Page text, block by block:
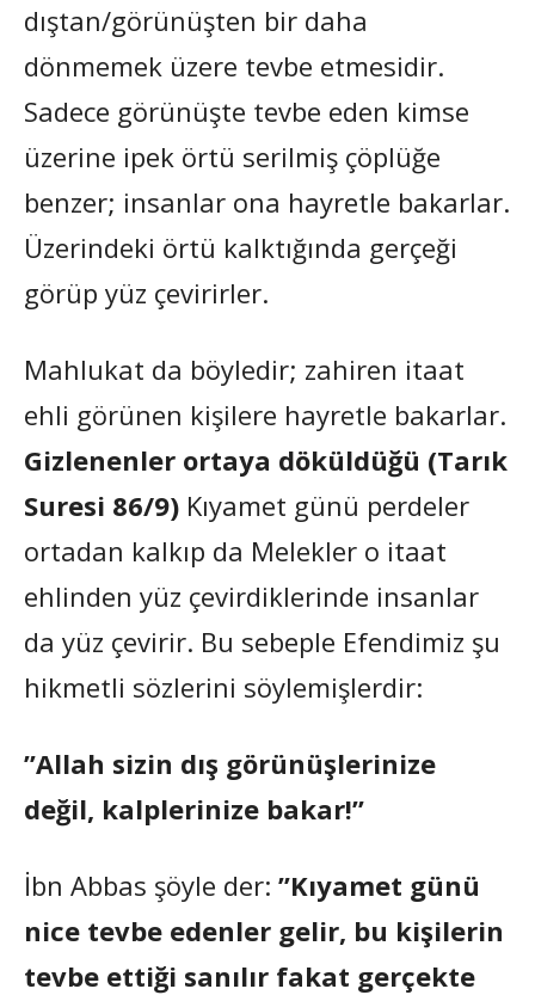
dıştan/görünüşten bir daha
dönmemek üzere tevbe etmesidir.
Sadece görünüşte tevbe eden kimse
üzerine ipek örtü serilmiş çöplüğe
benzer; insanlar ona hayretle bakarlar.
Üzerindeki örtü kalktığında gerçeği
görüp yüz çevirirler.
Mahlukat da böyledir; zahiren itaat
ehli görünen kişilere hayretle bakarlar.
Gizlenenler ortaya döküldüğü (Tarık
Suresi 86/9) Kıyamet günü perdeler
ortadan kalkıp da Melekler o itaat
ehlinden yüz çevirdiklerinde insanlar
da yüz çevirir. Bu sebeple Efendimiz şu
hikmetli sözlerini söylemişlerdir:
”Allah sizin dış görünüşlerinize
değil, kalplerinize bakar!”
İbn Abbas şöyle der: ”Kıyamet günü
nice tevbe edenler gelir, bu kişilerin
tevbe ettiği sanılır fakat gerçekte